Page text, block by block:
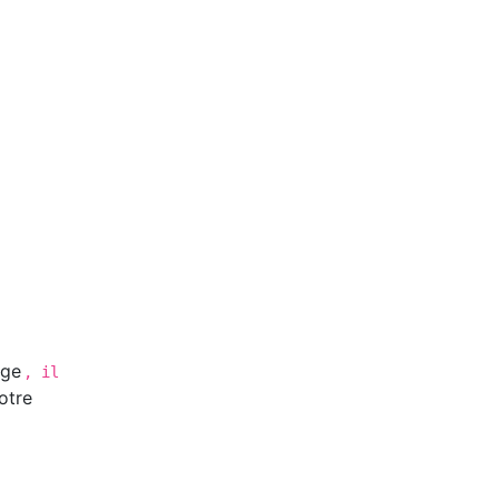
, il